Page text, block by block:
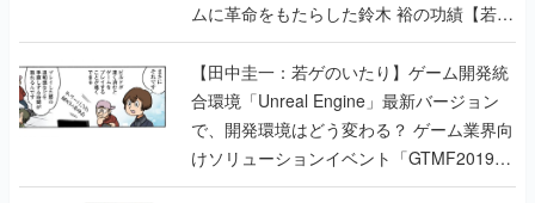
ムに革命をもたらした鈴木 裕の功績【若ゲ
のいたり】
【田中圭一：若ゲのいたり】ゲーム開発統
合環境「Unreal Engine」最新バージョン
で、開発環境はどう変わる？ ゲーム業界向
けソリューションイベント「GTMF2019」
に行って、より理解を深めよう【PR】